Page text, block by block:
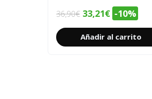
36,90€ El
precio
original
33,21€El
precio
actual
-10%
Añadir al carrito